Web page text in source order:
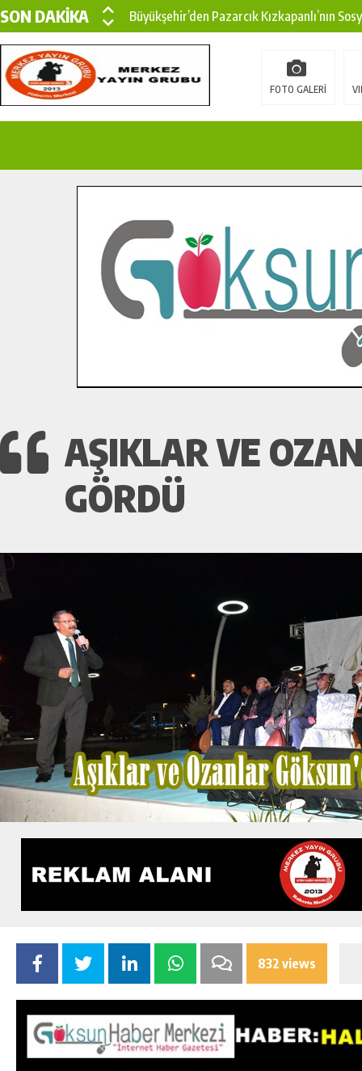
SON DAKİKA
Büyükşehir’den Pazarcık Kızkapanlı’nın
Büyükşehir’den Pazarcık Kırsalına Modern
Çin’den KSÜ’ye Uluslararası Başarı:
İlçe Jandarma Komutanı Karakaya’dan
Bertiz’in Yeni Köprüsünde Sona Doğru.
FOTO GALERİ
AŞIKLAR VE
GÖRDÜ
832 views